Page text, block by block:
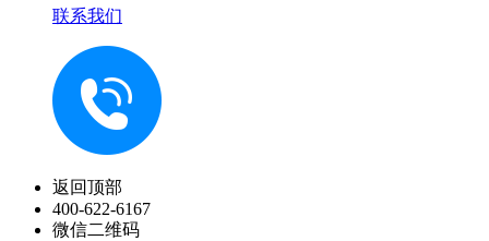
联系我们
返回顶部
400-622-6167
微信二维码